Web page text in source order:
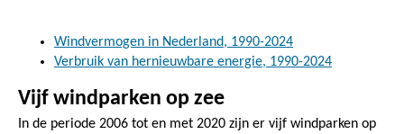
Windvermogen in Nederland, 1990-2024
Verbruik van hernieuwbare energie, 1990-2024
Vijf windparken op zee
In de periode 2006 tot en met 2020 zijn er vijf windparken op